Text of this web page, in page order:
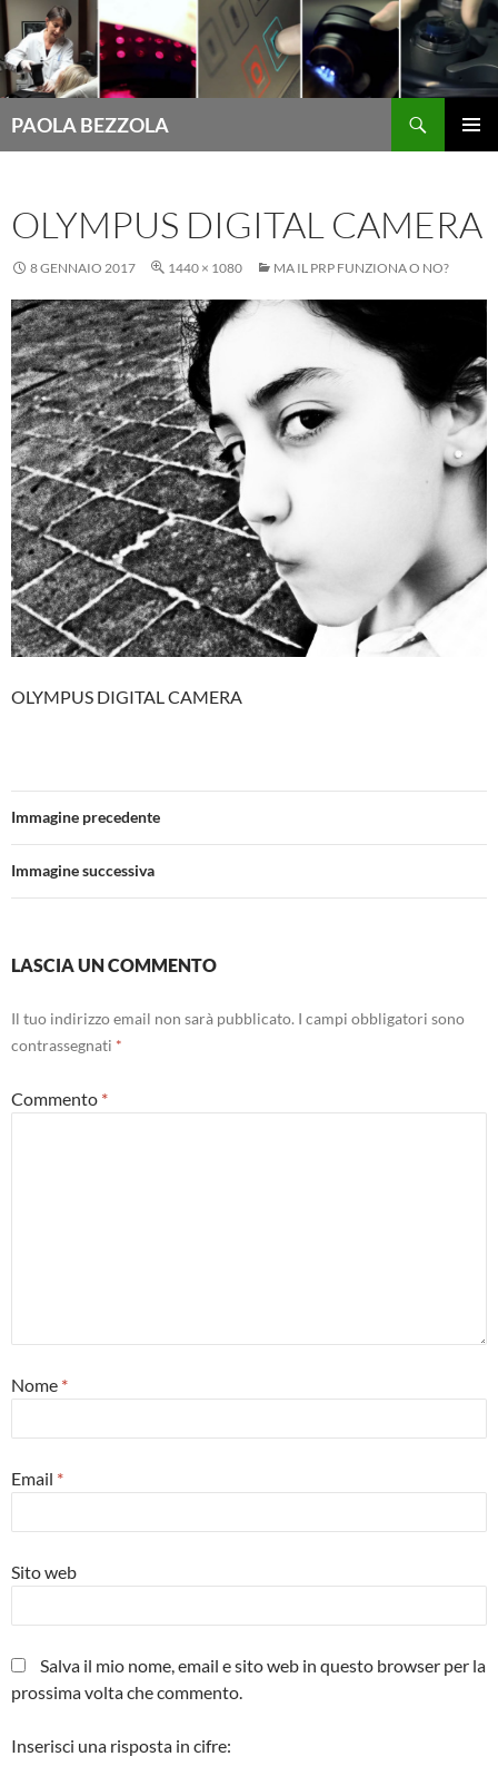
PAOLA BEZZOLA
OLYMPUS DIGITAL CAMERA
8 GENNAIO 2017 1440 × 1080 MA IL PRP FUNZIONA O NO?
OLYMPUS DIGITAL CAMERA
Immagine precedente
Immagine successiva
LASCIA UN COMMENTO
Il tuo indirizzo email non sarà pubblicato. I campi obbligatori sono
contrassegnati *
Commento *
Nome *
Email *
Sito web
Salva il mio nome, email e sito web in questo browser per la
prossima volta che commento.
Inserisci una risposta in cifre: